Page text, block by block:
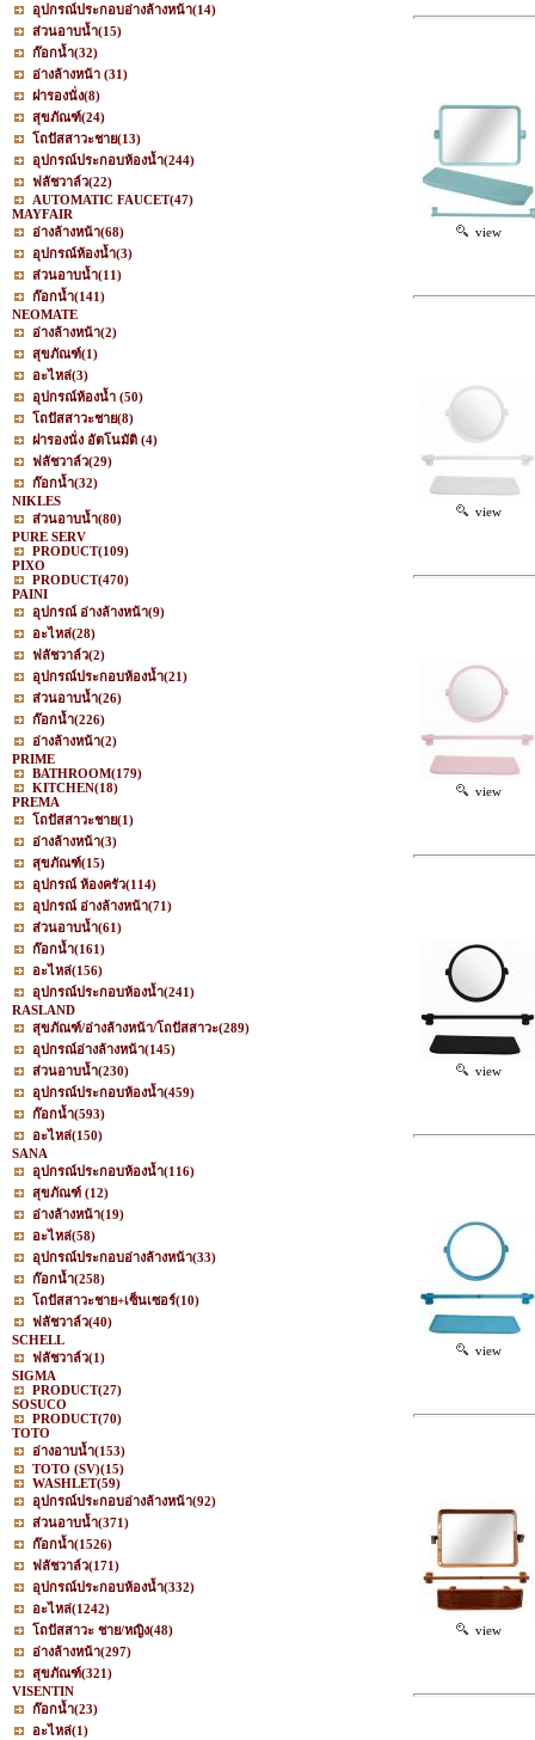
อุปกรณ์ประกอบอ่างล้างหน้า(14)
ส่วนอาบน้ำ(15)
ก๊อกน้ำ(32)
อ่างล้างหน้า (31)
ฝารองนั่ง(8)
สุขภัณฑ์(24)
โถปัสสาวะชาย(13)
อุปกรณ์ประกอบห้องน้ำ(244)
ฟลัชวาล์ว(22)
AUTOMATIC FAUCET(47)
MAYFAIR
อ่างล้างหน้า(68)
อุปกรณ์ห้องน้ำ(3)
ส่วนอาบน้ำ(11)
ก๊อกน้ำ(141)
NEOMATE
อ่างล้างหน้า(2)
สุขภัณฑ์(1)
อะไหล่(3)
อุปกรณ์ห้องน้ำ (50)
โถปัสสาวะชาย(8)
ฝารองนั่ง อัตโนมัติ (4)
ฟลัชวาล์ว(29)
ก๊อกน้ำ(32)
NIKLES
ส่วนอาบน้ำ(80)
PURE SERV
PRODUCT(109)
PIXO
PRODUCT(470)
PAINI
อุปกรณ์ อ่างล้างหน้า(9)
อะไหล่(28)
ฟลัชวาล์ว(2)
อุปกรณ์ประกอบห้องน้ำ(21)
ส่วนอาบน้ำ(26)
ก๊อกน้ำ(226)
อ่างล้างหน้า(2)
PRIME
BATHROOM(179)
KITCHEN(18)
PREMA
โถปัสสาวะชาย(1)
อ่างล้างหน้า(3)
สุขภัณฑ์(15)
อุปกรณ์ ห้องครัว(114)
อุปกรณ์ อ่างล้างหน้า(71)
ส่วนอาบน้ำ(61)
ก๊อกน้ำ(161)
อะไหล่(156)
อุปกรณ์ประกอบห้องน้ำ(241)
RASLAND
สุขภัณฑ์/อ่างล้างหน้า/โถปัสสาวะ(289)
อุปกรณ์อ่างล้างหน้า(145)
ส่วนอาบน้ำ(230)
อุปกรณ์ประกอบห้องน้ำ(459)
ก๊อกน้ำ(593)
อะไหล่(150)
SANA
อุปกรณ์ประกอบห้องน้ำ(116)
สุขภัณฑ์ (12)
อ่างล้างหน้า(19)
อะไหล่(58)
อุปกรณ์ประกอบอ่างล้างหน้า(33)
ก๊อกน้ำ(258)
โถปัสสาวะชาย+เซ็นเซอร์(10)
ฟลัชวาล์ว(40)
SCHELL
ฟลัชวาล์ว(1)
SIGMA
PRODUCT(27)
SOSUCO
PRODUCT(70)
TOTO
อ่างอาบน้ำ(153)
TOTO (SV)(15)
WASHLET(59)
อุปกรณ์ประกอบอ่างล้างหน้า(92)
ส่วนอาบน้ำ(371)
ก๊อกน้ำ(1526)
ฟลัชวาล์ว(171)
อุปกรณ์ประกอบห้องน้ำ(332)
อะไหล่(1242)
โถปัสสาวะ ชาย/หญิง(48)
อ่างล้างหน้า(297)
สุขภัณฑ์(321)
VISENTIN
ก๊อกน้ำ(23)
อะไหล่(1)
view
view
view
view
view
view